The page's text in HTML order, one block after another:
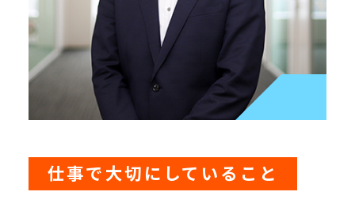
仕事で大切にしていること